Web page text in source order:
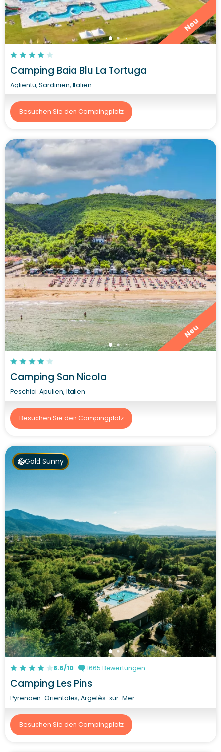
Neu
Camping Baia Blu La Tortuga
Aglientu, Sardinien, Italien
Besuchen Sie den Campingplatz
Neu
Camping San Nicola
Peschici, Apulien, Italien
Besuchen Sie den Campingplatz
Gold Sunny
8.6/10 1665 Bewertungen
Camping Les Pins
Pyrenäen-Orientales, Argelès-sur-Mer
Besuchen Sie den Campingplatz